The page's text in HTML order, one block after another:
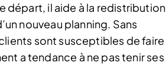
départ, il aide à la redistribution
nouveau planning. Sans
sont susceptibles de faire
a tendance à ne pas tenir ses